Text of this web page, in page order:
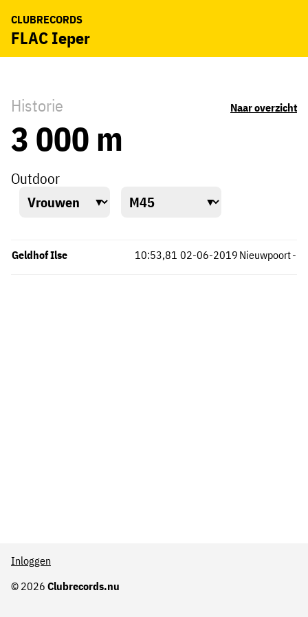
CLUBRECORDS
FLAC Ieper
Historie Naar overzicht
3 000 m
Outdoor
Geldhof Ilse Nieuwpoort
10:53,81 -
02-06-2019
© 2026 Clubrecords.nu
Inloggen